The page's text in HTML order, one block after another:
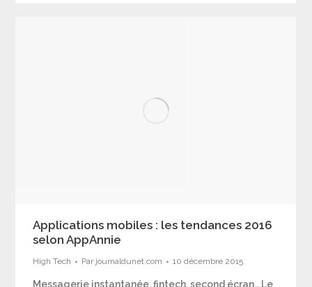
Applications mobiles : les tendances 2016
selon AppAnnie
High Tech Par journaldunet.com 10 décembre 2015
Messagerie instantanée, fintech, second écran… Le